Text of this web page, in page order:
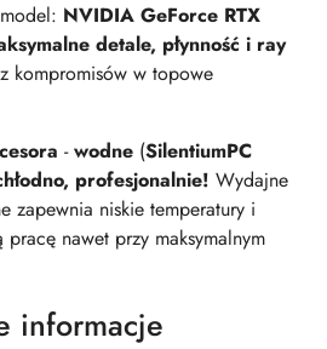
NVIDIA GeForce RTX
detale, płynność i ray
kompromisów w topowe
-wodne (SilentiumPC
profesjonalnie! Wydajne
zapewnia niskie temperatury i
pracę nawet przy maksymalnym
informacje